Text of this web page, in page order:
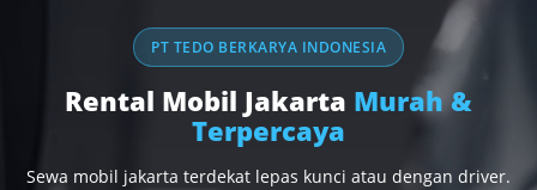
PT TEDO BERKARYA INDONESIA
Rental Mobil Jakarta Murah &
Terpercaya
Sewa mobil jakarta terdekat lepas kunci atau dengan driver.